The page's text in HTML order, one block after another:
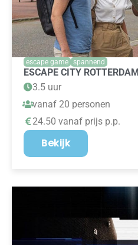
escape game spannend
ESCAPE CITY ROTTERDAM
3.5 uur
vanaf 20 personen
24.50 vanaf prijs p.p.
Bekijk